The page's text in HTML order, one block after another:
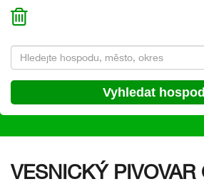
VESNICKÝ PIVOVAR